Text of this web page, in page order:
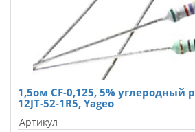
1,5ом CF-0,125, 5% углеродный
12JT-52-1R5, Yageo
Артикул